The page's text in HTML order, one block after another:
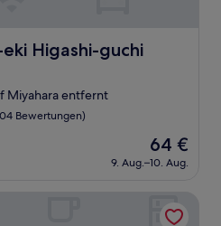
Higashi-guchi
guchi
Miyahara entfernt
Bewertungen)
Der
Preis
beträgt
64 €
9. Aug.–10. Aug.